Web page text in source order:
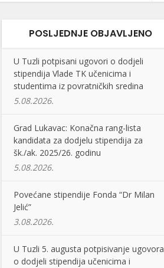
POSLJEDNJE OBJAVLJENO
U Tuzli potpisani ugovori o dodjeli
stipendija Vlade TK učenicima i
studentima iz povratničkih sredina
5.08.2026.
Grad Lukavac: Konačna rang-lista
kandidata za dodjelu stipendija za
šk./ak. 2025/26. godinu
5.08.2026.
Povećane stipendije Fonda “Dr Milan
Jelić”
3.08.2026.
U Tuzli 5. augusta potpisivanje ugovora
o dodjeli stipendija učenicima i